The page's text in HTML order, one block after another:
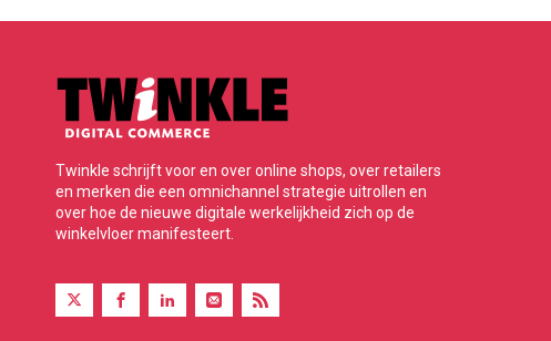
Twinkle schrijft voor en over online shops, over retailers
en merken die een omnichannel strategie uitrollen en
over hoe de nieuwe digitale werkelijkheid zich op de
winkelvloer manifesteert.